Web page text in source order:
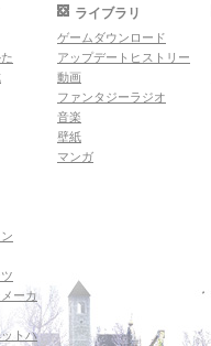
ーカ
トハ
ライブラリ
ゲームダウンロード
アップデートヒストリー
動画
ファンタジーラジオ
音楽
壁紙
マンガ